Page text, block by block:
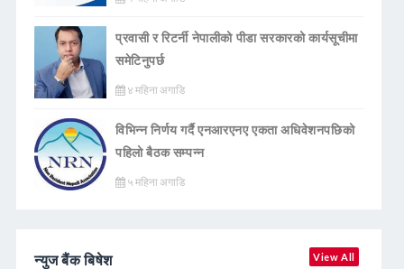
प्रवासी र रिटर्नी नेपालीको पीडा सरकारको कार्यसूचीमा
समेटिनुपर्छ
४ महिना अगाडि
विभिन्न निर्णय गर्दै एनआरएनए एकता अधिवेशनपछिको
पहिलो बैठक सम्पन्न
५ महिना अगाडि
न्युज बैंक बिषेश View All